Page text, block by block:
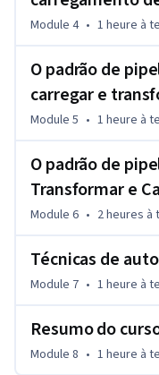
Module 4 • 1 heure à
O padrão de
carregar e
Module 5 • 1 heure à
O padrão de
Transformar e
Module 6 • 2 heures à
Técnicas de
Module 7 • 1 heure à
Resumo do
Module 8 • 1 heure à